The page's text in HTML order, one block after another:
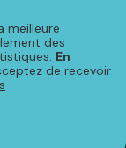
meilleure
des
En
de recevoir